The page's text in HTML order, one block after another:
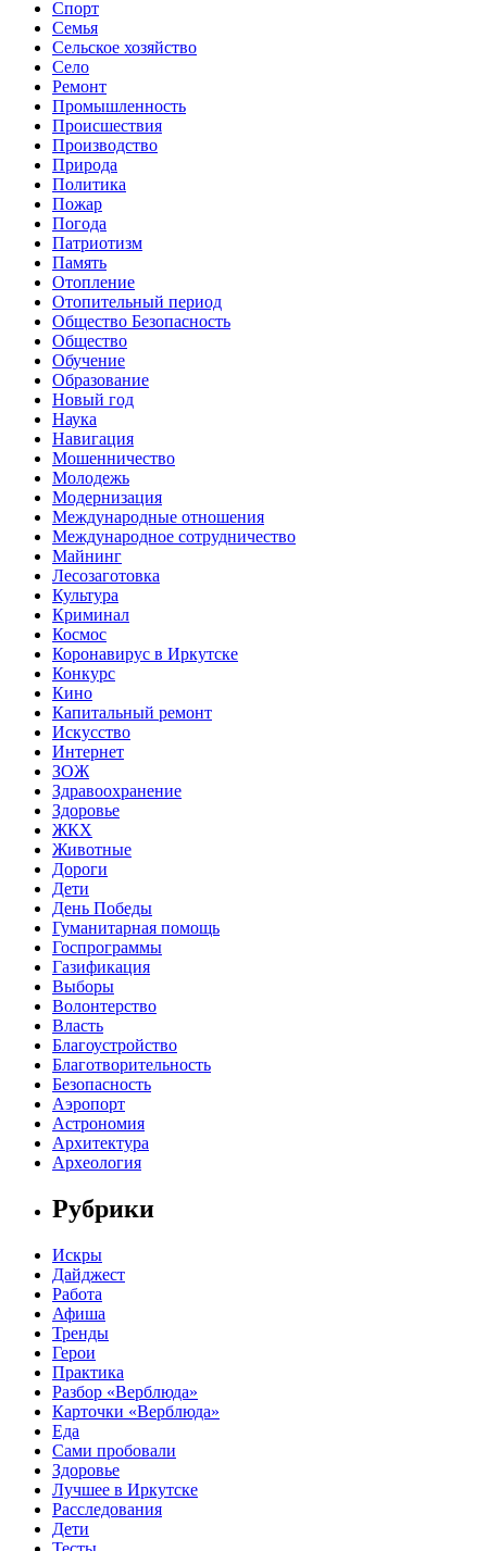
Спорт
Семья
Сельское хозяйство
Село
Ремонт
Промышленность
Происшествия
Производство
Природа
Политика
Пожар
Погода
Патриотизм
Память
Отопление
Отопительный период
Общество Безопасность
Общество
Обучение
Образование
Новый год
Наука
Навигация
Мошенничество
Молодежь
Модернизация
Международные отношения
Международное сотрудничество
Майнинг
Лесозаготовка
Культура
Криминал
Космос
Коронавирус в Иркутске
Конкурс
Кино
Капитальный ремонт
Искусство
Интернет
ЗОЖ
Здравоохранение
Здоровье
ЖКХ
Животные
Дороги
Дети
День Победы
Гуманитарная помощь
Госпрограммы
Газификация
Выборы
Волонтерство
Власть
Благоустройство
Благотворительность
Безопасность
Аэропорт
Астрономия
Архитектура
Археология
Рубрики
Искры
Дайджест
Работа
Афиша
Тренды
Герои
Практика
Разбор «Верблюда»
Карточки «Верблюда»
Еда
Сами пробовали
Здоровье
Лучшее в Иркутске
Расследования
Дети